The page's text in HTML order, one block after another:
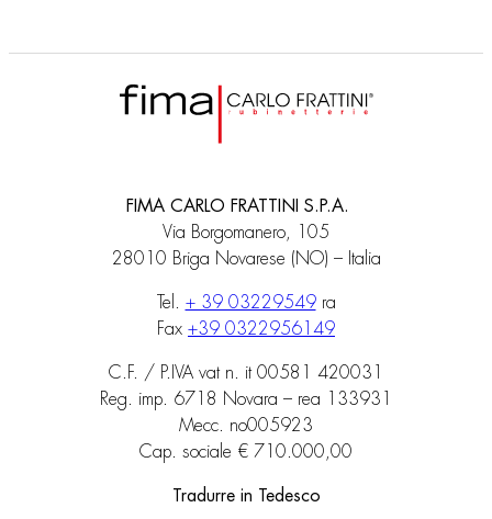
FIMA CARLO FRATTINI S.P.A.
Via Borgomanero, 105
28010 Briga Novarese (NO) – Italia
Tel. + 39 03229549ra
Fax +39 0322956149
C.F. / P.IVA vat n. it 00581 420031
Reg. imp. 6718 Novara – rea 133931
Mecc. no005923
Cap. sociale € 710.000,00
Tradurre in Tedesco